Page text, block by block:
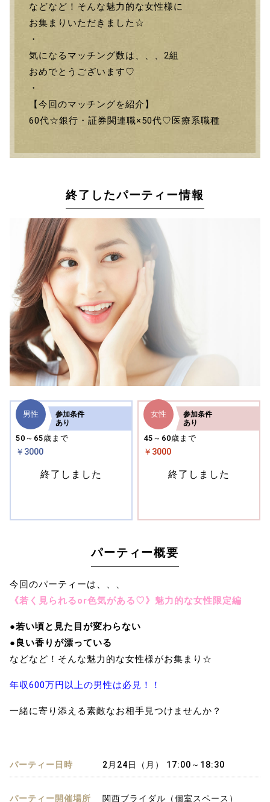
などなど！そんな魅力的な女性様に
お集まりいただきました☆
・
気になるマッチング数は、、、2組
おめでとうございます♡
・
【今回のマッチングを紹介】
60代☆銀行・証券関連職×50代♡医療系職種
終了したパーティー情報
男性
50～65歳まで
￥3000
参加条件
あり
終了しました
女性
45～60歳まで
￥3000
参加条件
あり
終了しました
パーティー概要
今回のパーティーは、、、
《若く見られるor色気がある♡》魅力的な女性限定編
●若い頃と見た目が変わらない
●良い香りが漂っている
などなど！そんな魅力的な女性様がお集まり☆
年収600万円以上の男性は必見！！
一緒に寄り添える素敵なお相手見つけませんか？
パーティー日時 2月24日（月） 17:00～18:30
パーティー開催場所 関西ブライダル（個室スペース）